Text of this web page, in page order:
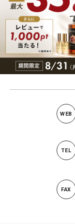
WEB
TEL
FAX